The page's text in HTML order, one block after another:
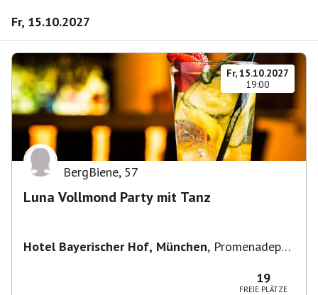
Fr, 15.10.2027
Fr, 15.10.2027
19:00
BergBiene, 57
Luna Vollmond Party mit Tanz
Hotel Bayerischer Hof, München, Promenadepl.
19
FREIE PLÄTZE